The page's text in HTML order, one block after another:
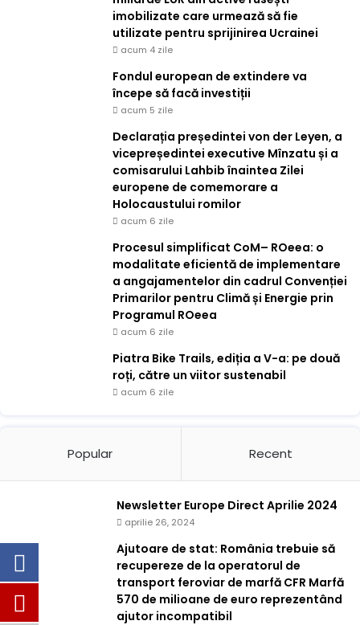
imobilizate care urmează să fie
utilizate pentru sprijinirea Ucrainei
acum 4 zile
Fondul european de extindere va
începe să facă investiții
acum 5 zile
Declarația președintei von der Leyen, a
vicepreședintei executive Mînzatu și a
comisarului Lahbib înaintea Zilei
europene de comemorare a
Holocaustului romilor
acum 6 zile
Procesul simplificat CoM– ROeea: o
modalitate eficientă de implementare
a angajamentelor din cadrul Convenției
Primarilor pentru Climă și Energie prin
Programul ROeea
acum 6 zile
Piatra Bike Trails, ediția a V-a: pe două
roți, către un viitor sustenabil
acum 6 zile
Popular Recent
Newsletter Europe Direct Aprilie 2024
aprilie 26, 2024
Ajutoare de stat: România trebuie să
recupereze de la operatorul de
transport feroviar de marfă CFR Marfă
570 de milioane de euro reprezentând
ajutor incompatibil